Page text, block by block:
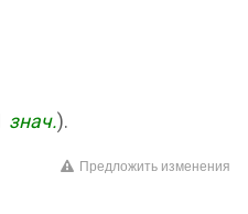
знач.).
Предложить изменения